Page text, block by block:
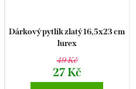
Dárkový pytlík zlatý 16,5x23 cm
lurex
49 Kč
27 Kč